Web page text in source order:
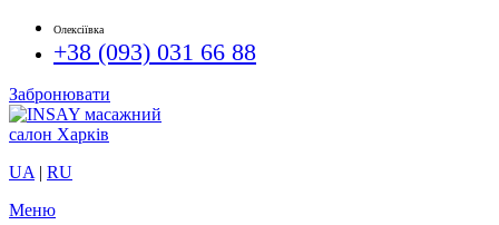
Олексіївка
+38 (093) 031 66 88
Забронювати
UA | RU
Меню